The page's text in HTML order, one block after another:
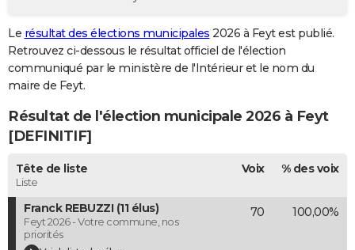
GUIDES D'ACHAT
BONS PLANS
CARTE DE VOEUX
Carte de Noël
Carte Bonne année
Carte Saint-Valentin
Carte Pâques
Carte d'anniversaire
DICTIONNAIRE
Dictionnaire
Biographies
Citations
Expressions
Proverbes
PROGRAMME TV
COPAINS D'AVANT
S'inscrire
Se connecter
Lycées
Collèges
Primaires
Universités
Entreprises
Service militaire
Avis de recherche
AVIS DE DÉCÈS
Le résultat des élections municipales 2026 à Feyt est publié.
Retrouvez ci-dessous le résultat officiel de l'élection
communiqué par le ministère de l'Intérieur et le nom du
maire de Feyt.
Résultat de l'élection municipale 2026 à Feyt
[DEFINITIF]
Tête de liste
Liste
Voix % des voix
Franck REBUZZI (11 élus)
Feyt 2026 - Votre commune, nos
priorités
70 100,00%